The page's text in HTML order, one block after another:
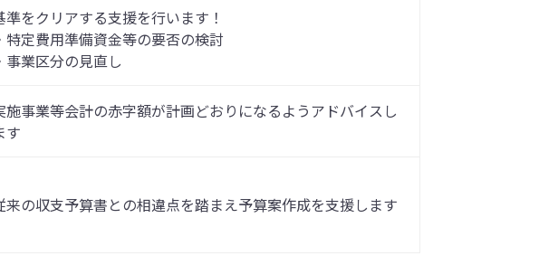
準をクリアする支援を行います！
特定費用準備資金等の要否の検討
事業区分の見直し
施事業等会計の赤字額が計画どおりになるようアドバイスし
す
来の収支予算書との相違点を踏まえ予算案作成を支援します